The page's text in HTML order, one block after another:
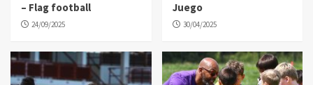
– Flag football
24/09/2025
Juego
30/04/2025